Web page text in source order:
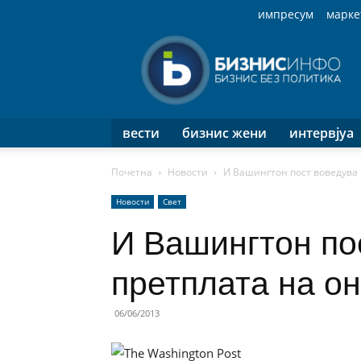
импресум
Инфо
вести бизнис жени интервјуа
Почетна Новости И Вашингтон пост
Новости Свет
И Вашингтон
претплата на
06/06/2013